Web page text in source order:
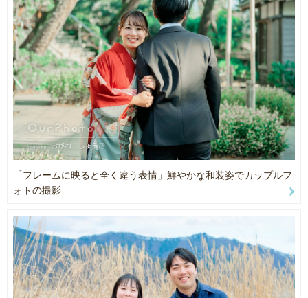
☆ロケーションならではの自然光を活かした撮影が得意です！
曇ってしまった日でも問題ありません！曇りの日だからこその
柔らかい光を利用したかけがえのないお写真を残せます。
☆趣味で登山をやっておりました。（北ア・八ヶ岳など）
アウトドアのご様子を撮影希望なども対応可能ですので
料金含め一度ご相談ください！
☆撮影地と皆様のご要望を最大限活かしたポージングと雰囲気で
撮影させていただきます。
☆皆様の大切な瞬間に立ち会わせていただけることに幸せを感じな
ご要望に沿ったお写真を残せるよう最大限尽力させていただけま
す。
◇撮影枚数につきまして
基本の30枚を厳選してレタッチしてお渡しします。
それ以外のものをプラスアルファで10~20枚程度セレクトさせてい
☆レンズ
・24-105 F4 G
・35-150 F2
・16-35 F4
「フレームに映ると全く違う表情」鮮やかな和装姿でカップルフ
ォトの撮影